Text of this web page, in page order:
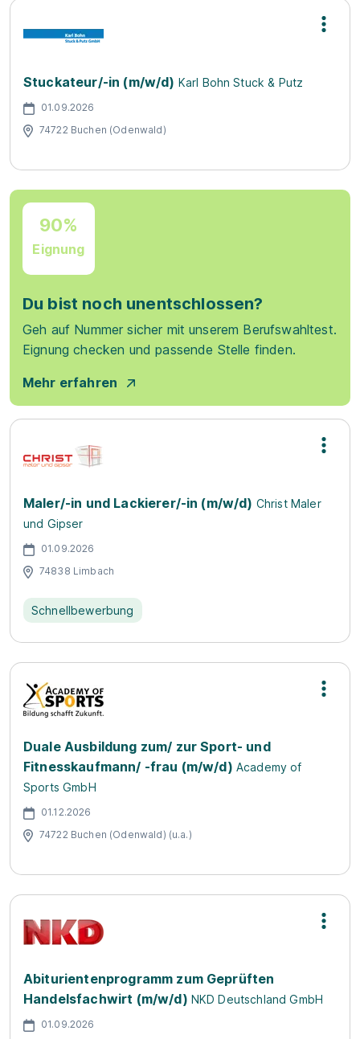
Stuckateur/-in (m/w/d) Karl Bohn Stuck & Putz
01.09.2026
74722 Buchen (Odenwald)
90%
Eignung
Du bist noch unentschlossen?
Geh auf Nummer sicher mit unserem Berufswahltest.
Eignung checken und passende Stelle finden.
Mehr erfahren
Maler/-in und Lackierer/-in (m/w/d) Christ Maler
und Gipser
01.09.2026
74838 Limbach
Schnellbewerbung
Duale Ausbildung zum/ zur Sport- und
Fitnesskaufmann/ -frau (m/w/d) Academy of
Sports GmbH
01.12.2026
74722 Buchen (Odenwald) (u.a.)
Abiturientenprogramm zum Geprüften
Handelsfachwirt (m/w/d) NKD Deutschland GmbH
01.09.2026